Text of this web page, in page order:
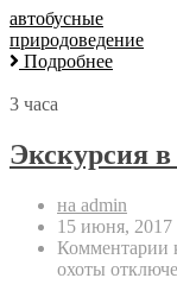
автобусные
природоведение
Подробнее
3 часа
Экскурсия
на admin
15 июня, 2017
Комментарии
охоты